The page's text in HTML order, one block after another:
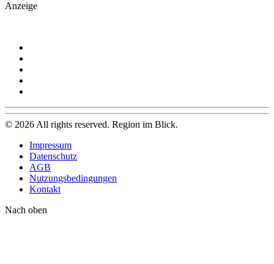
Anzeige
© 2026 All rights reserved. Region im Blick.
Impressum
Datenschutz
AGB
Nutzungsbedingungen
Kontakt
Nach oben